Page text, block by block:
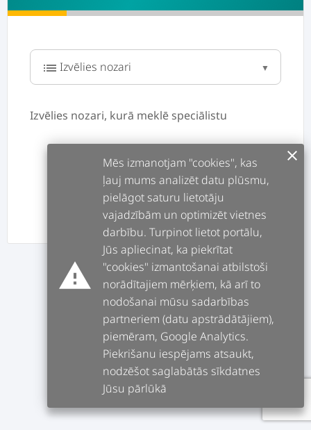
list
Izvēlies nozari, kurā meklē speciālistu
ATPAKAĻ TĀLĀK
warning
Mēs izmanotjam "cookies", kas
ļauj mums analizēt datu plūsmu,
pielāgot saturu lietotāju
vajadzībām un optimizēt vietnes
darbību. Turpinot lietot portālu,
Jūs apliecinat, ka piekrītat
"cookies" izmantošanai atbilstoši
norādītajiem mērķiem, kā arī to
nodošanai mūsu sadarbības
partneriem (datu apstrādātājiem),
piemēram, Google Analytics.
Piekrišanu iespējams atsaukt,
nodzēšot saglabātās sīkdatnes
Jūsu pārlūkā
clear